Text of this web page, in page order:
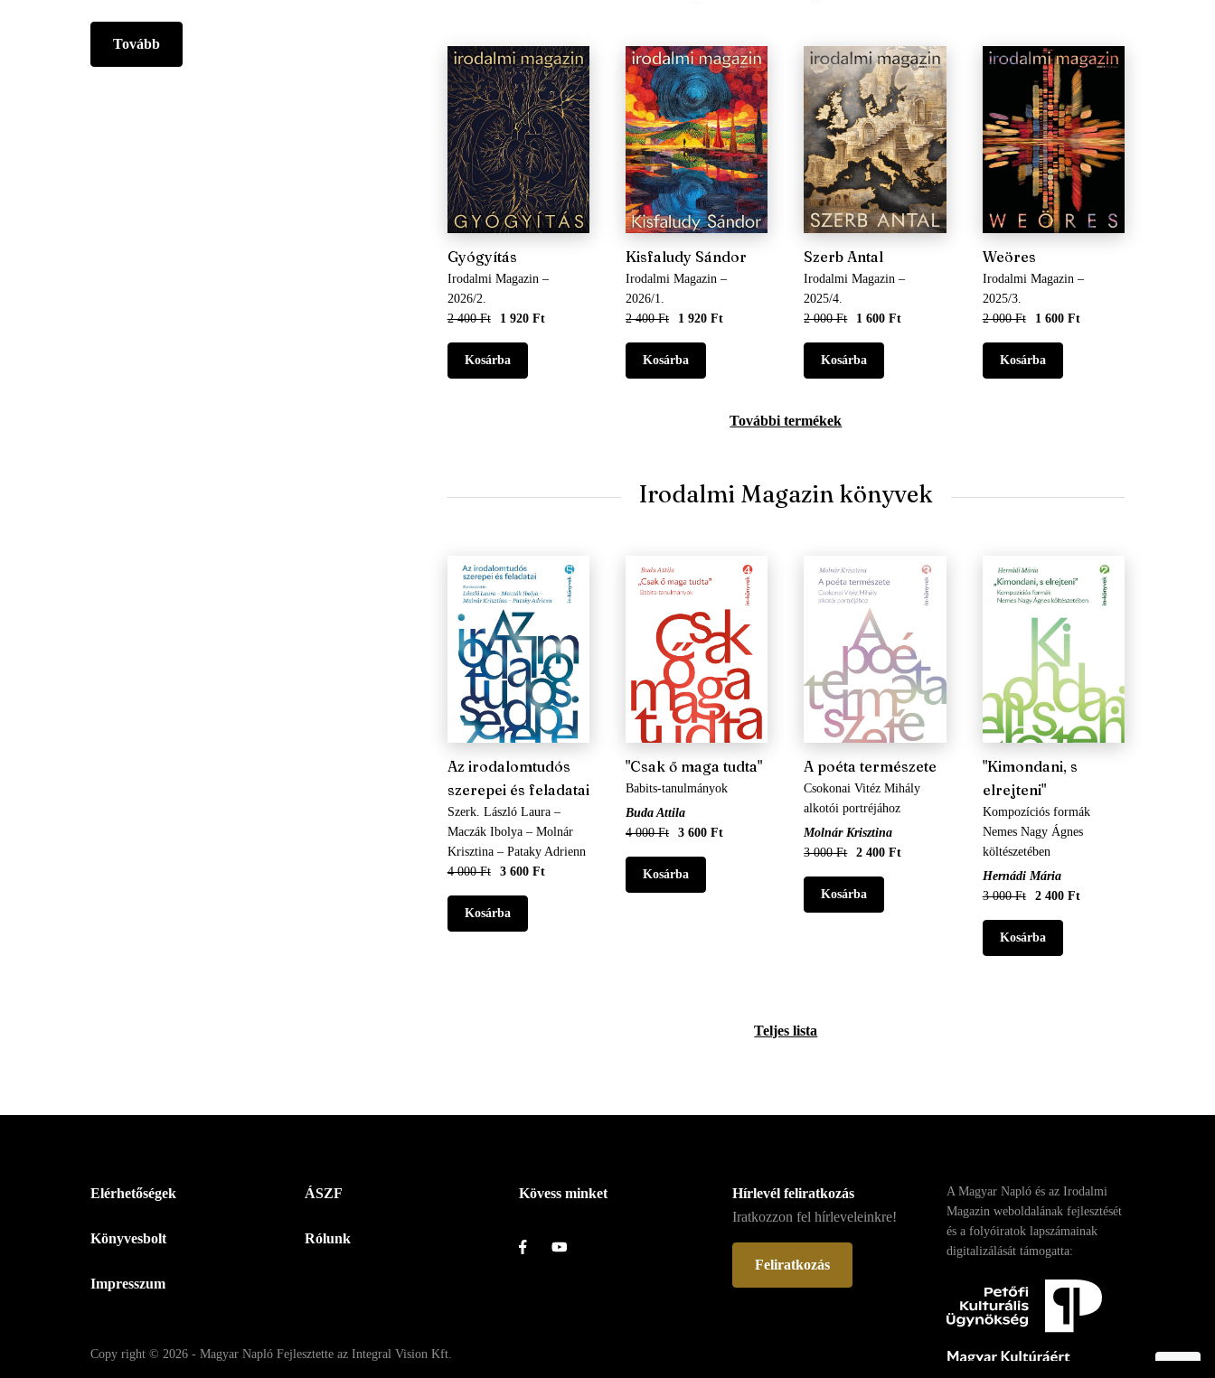
Gyógyítás
Irodalmi Magazin –
2026/2.
2 400 Ft
1 920 Ft
Kisfaludy Sándor
Irodalmi Magazin –
2026/1.
2 400 Ft
1 920 Ft
Szerb Antal
Irodalmi Magazin –
2025/4.
2 000 Ft
1 600 Ft
Weöres
Irodalmi Magazin –
2025/3.
2 000 Ft
1 600 Ft
További termékek
Irodalmi Magazin könyvek
Az irodalomtudós
szerepei és feladatai
Szerk. László Laura –
Maczák Ibolya – Molnár
Krisztina – Pataky Adrienn
4 000 Ft
3 600 Ft
"Csak ő maga tudta"
Babits-tanulmányok
Buda Attila
4 000 Ft
3 600 Ft
A poéta természete
Csokonai Vitéz Mihály
alkotói portréjához
Molnár Krisztina
3 000 Ft
2 400 Ft
"Kimondani, s
elrejteni"
Kompozíciós formák
Nemes Nagy Ágnes
költészetében
Hernádi Mária
3 000 Ft
2 400 Ft
Teljes lista
Tovább
Menü
Magyar
-
Elérhetőségek
Könyvesbolt
Impresszum
ÁSZF
Rólunk
Kövess minket
Hírlevél feliratkozás
Iratkozzon fel hírleveleinkre!
Feliratkozás
A Magyar Napló és az Irodalmi
Magazin weboldalának fejlesztését
és a folyóiratok lapszámainak
digitalizálását támogatta:
Copy right © 2026 - Magyar Napló Fejlesztette az Integral Vision Kft.